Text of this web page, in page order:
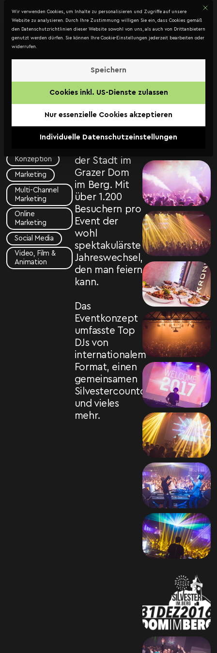
Kontakt
Silvester
Jack Coleman
JCAE Agentur
Event
Konzeption
Marketing
Multi-Channel
Marketing
Online
Marketing
Social Media
Video, Film &
Animation
Zwischen 2014
veranstalteten
wir in Graz das
größte
der Stadt im
Grazer Dom
im Berg. Mit
über 1.200
Besuchern pro
Event der
wohl
spektakulärste
Jahreswechsel,
den man feiern
kann.
Das
Eventkonzept
umfasste Top
DJs von
internationalem
Format, einen
gemeinsamen
Silvestercountdown
und vieles
mehr.
Mit
DATENSCHUTZ
Wir verwenden Cookies, um Inhalte zu personalisieren und Zugriffe auf unsere
Website zu analysieren. Durch Ihre Zustimmung willigen Sie ein, dass Cookies gemäß
den Datenschutzrichtlinien dieser Website sowohl von uns, als auch von Drittanbietern
genutzt werden dürfen. Sie können Ihre Cookie-Einstellungen jederzeit bearbeiten oder
widerrufen.
Speichern
Cookies inkl. US-Dienste zulassen
Nur essenzielle Cookies akzeptieren
Individuelle Datenschutzeinstellungen